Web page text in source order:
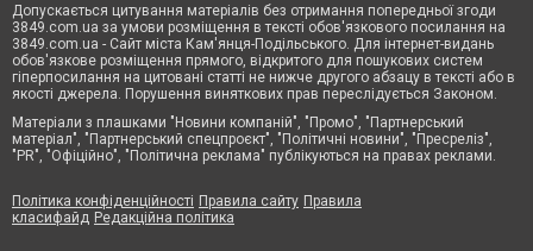
Допускається цитування матеріалів без отримання попередньої згоди
3849.com.ua за умови розміщення в тексті обов'язкового посилання на
3849.com.ua - Сайт міста Кам'янця-Подільського. Для інтернет-видань
обов'язкове розміщення прямого, відкритого для пошукових систем
гіперпосилання на цитовані статті не нижче другого абзацу в тексті або в
якості джерела. Порушення виняткових прав переслідується Законом.
Матеріали з плашками "Новини компаній", "Промо", "Партнерський
матеріал", "Партнерський спецпроєкт", "Політичні новини", "Пресреліз",
"PR", "Офіційно", "Політична реклама" публікуються на правах реклами.
Політика конфіденційності Правила сайту Правила
класифайд Редакційна політика